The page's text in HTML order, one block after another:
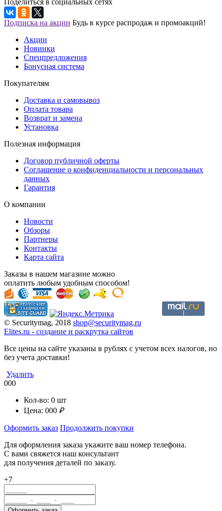
Поделиться в социальных сетях
Подписка на акции Будь в курсе распродаж и промоакций!
Акции
Новинки
Спецпредложения
Бонусная система
Покупателям
Доставка и самовывоз
Оплата товара
Возврат и замена
Установка
Полезная информация
Договор публичной оферты
Соглашение о конфиденциальности и персональных
данных
Гарантия
О компании
Новости
Обзоры
Партнеры
Контакты
Карта сайта
Заказы в нашем магазине можно
оплатить любым удобным способом!
© Securitymag, 2018 shop@securitymag.ru
Elites.ru - cоздание и раскрутка сайтов
Все цены на сайте указаны в рублях с учетом всех налогов, но
без учета доставки!
Удалить
000
Кол-во: 0 шт
Цена: 000 ₽
Оформить заказ Продолжить покупки
Для оформления заказа укажите ваш номер телефона.
С вами свяжется наш консультант
для получения деталей по заказу.
+7